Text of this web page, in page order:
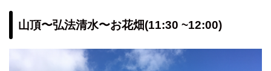
山頂〜弘法清水〜お花畑(11:30 ~12:00)